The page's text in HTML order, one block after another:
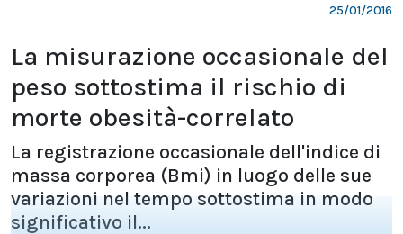
25/01/2016
La misurazione occasionale del
peso sottostima il rischio di
morte obesità-correlato
La registrazione occasionale dell'indice di
massa corporea (Bmi) in luogo delle sue
variazioni nel tempo sottostima in modo
significativo il...